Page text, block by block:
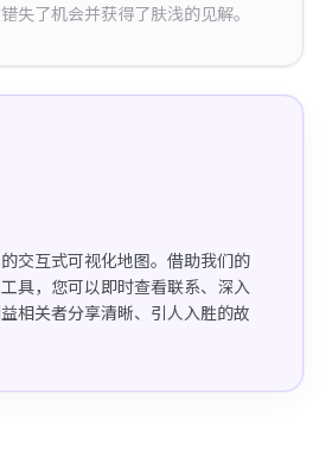
失了机会并获得了肤浅的见解。
交互式可视化地图。借助我们的
具，您可以即时查看联系、深入
相关者分享清晰、引人入胜的故